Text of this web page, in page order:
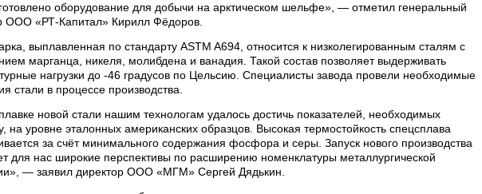
оборудование для добычи на арктическом шельфе», — отметил генеральный
ООО «РТ-Капитал» Кирилл Фёдоров.
выплавленная по стандарту ASTM A694, относится к низколегированным сталям с
марганца, никеля, молибдена и ванадия. Такой состав позволяет выдерживать
нагрузки до -46 градусов по Цельсию. Специалисты завода провели необходимые
стали в процессе производства.
новой стали нашим технологам удалось достичь показателей, необходимых
на уровне эталонных американских образцов. Высокая термостойкость спецсплава
за счёт минимального содержания фосфора и серы. Запуск нового производства
для нас широкие перспективы по расширению номенклатуры металлургической
— заявил директор ООО «МГМ» Сергей Дядькин.